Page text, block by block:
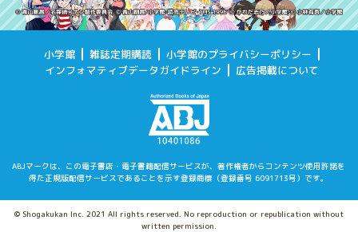
小学館 雑誌定期購読
小学館のプライバシーポリシー
インフォマティブデータガイドライン
広告掲載について
ABJマークは、この電子書店・電子書籍配信サービスが、著作権者からコンテンツ使用許諾を
得た正規版配信サービスであることを示す登録商標（登録番号 6091713号）です。
© Shogakukan Inc. 2021 All rights reserved. No reproduction or republication without
written permission.